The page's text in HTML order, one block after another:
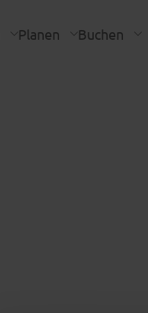
Planen Buchen